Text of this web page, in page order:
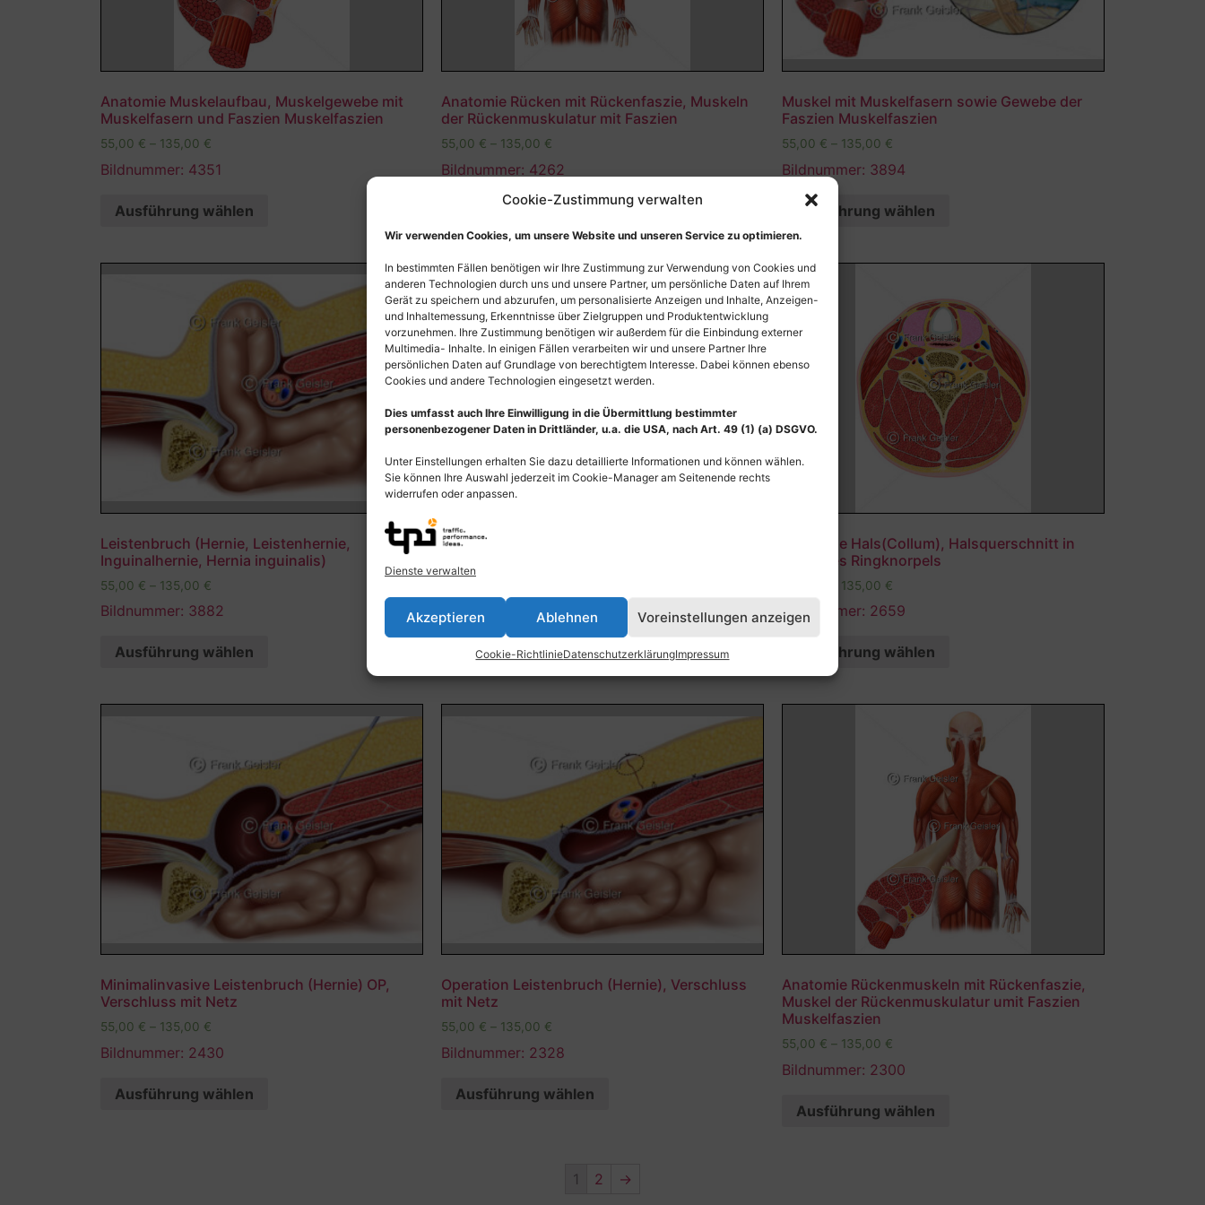
Cookie-Zustimmung verwalten
Wir verwenden Cookies, um unsere Website und unseren Service zu optimieren.
In bestimmten Fällen benötigen wir Ihre Zustimmung zur Verwendung von Cookies und
anderen Technologien durch uns und unsere Partner, um persönliche Daten auf Ihrem
Gerät zu speichern und abzurufen, um personalisierte Anzeigen und Inhalte, Anzeigen-
und Inhaltemessung, Erkenntnisse über Zielgruppen und Produktentwicklung
vorzunehmen. Ihre Zustimmung benötigen wir außerdem für die Einbindung externer
Multimedia- Inhalte. In einigen Fällen verarbeiten wir und unsere Partner Ihre
persönlichen Daten auf Grundlage von berechtigtem Interesse. Dabei können ebenso
Cookies und andere Technologien eingesetzt werden.
Dies umfasst auch Ihre Einwilligung in die Übermittlung bestimmter
personenbezogener Daten in Drittländer, u.a. die USA, nach Art. 49 (1) (a) DSGVO.
Unter Einstellungen erhalten Sie dazu detaillierte Informationen und können wählen.
Sie können Ihre Auswahl jederzeit im Cookie-Manager am Seitenende rechts
widerrufen oder anpassen.
Dienste verwalten
Akzeptieren Ablehnen Voreinstellungen anzeigen
Cookie-RichtlinieDatenschutzerklärungImpressum
Anatomie Muskelaufbau, Muskelgewebe mit
Muskelfasern und Faszien Muskelfaszien
55,00 € – 135,00 €
Bildnummer: 4351
Ausführung wählen
Anatomie Rücken mit Rückenfaszie, Muskeln
der Rückenmuskulatur mit Faszien
55,00 € – 135,00 €
Bildnummer: 4262
Ausführung wählen
Muskel mit Muskelfasern sowie Gewebe der
Faszien Muskelfaszien
55,00 € – 135,00 €
Bildnummer: 3894
Ausführung wählen
Leistenbruch (Hernie, Leistenhernie,
Inguinalhernie, Hernia inguinalis)
55,00 € – 135,00 €
Bildnummer: 3882
Ausführung wählen
Anatomie Hals(Collum), Rumpf und Atemwege
Bildnummer: 3493
Ausführung wählen
Anatomie Hals(Collum), Halsquerschnitt in
Höhe des Ringknorpels
135,00 €
Bildnummer: 2659
Ausführung wählen
Minimalinvasive Leistenbruch (Hernie) OP,
Verschluss mit Netz
55,00 € – 135,00 €
Bildnummer: 2430
Ausführung wählen
Operation Leistenbruch (Hernie), Verschluss
mit Netz
55,00 € – 135,00 €
Bildnummer: 2328
Ausführung wählen
Anatomie Rückenmuskeln mit Rückenfaszie,
Muskel der Rückenmuskulatur umit Faszien
Muskelfaszien
55,00 € – 135,00 €
Bildnummer: 2300
Ausführung wählen
1 2 →